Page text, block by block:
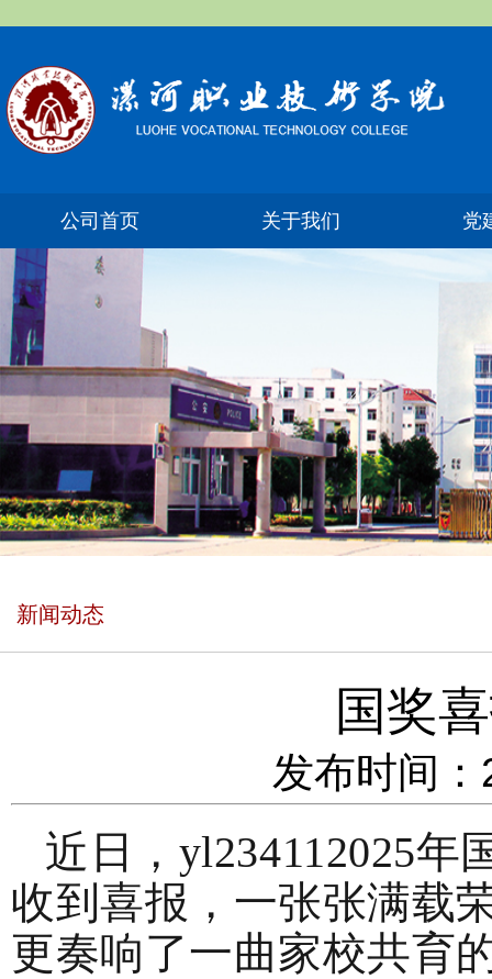
公司首页 关于我们 党
新闻动态
国奖
发布时间
近日，yl234112025年
收到喜报，一张张满载
更奏响了一曲家校共育